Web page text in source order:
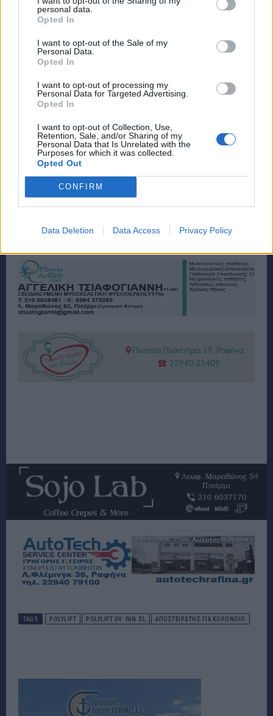
personal data.
Opted In
I want to opt-out of the Sale of my
Personal Data.
Opted In
I want to opt-out of processing my
Personal Data for Targeted Advertising.
Opted In
I want to opt-out of Collection, Use,
Retention, Sale, and/or Sharing of my
Personal Data that Is Unrelated with the
Purposes for which it was collected.
Opted Out
CONFIRM
Data Deletion Data Access Privacy Policy
TAGS POLYLIFT POLYLIFT UV FAN EL ΑΠΟΣΤΕΙΡΩΤΗΣ ΓΙΑ ΚΟΡΟΝΟΙΟ